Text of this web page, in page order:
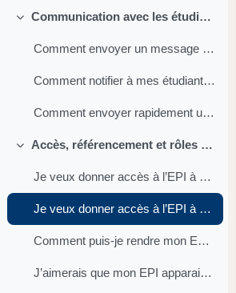
Replier
Communication avec les étudiants via les EPI
Comment envoyer un message à tous mes étudiants ou étudiantes ?
Comment notifier à mes étudiants le dépôt d'une nouvelle ressource ?
Comment envoyer rapidement un message à un groupe ?
Replier
Accès, référencement et rôles enseignants
Je veux donner accès à l’EPI à un enseignant ou une enseignante de Paris 1
Je veux donner accès à l’EPI à un enseignant qui n’a pas de compte Paris 1
Comment puis-je rendre mon EPI accessible à tout internaute ?
J’aimerais que mon EPI apparaisse en bonne position lors d’une requête dans un moteur de recherche